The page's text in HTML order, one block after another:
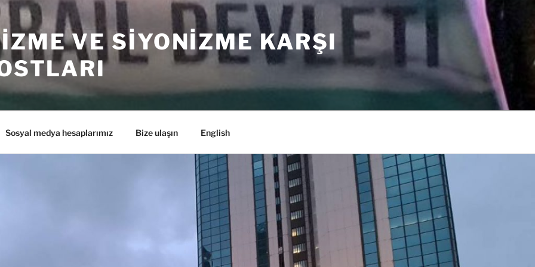
VE SIYONIZME KARŞI
Sosyal medya hesaplarımız Bize ulaşın English